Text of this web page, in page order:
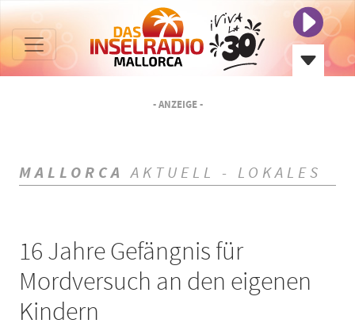
- ANZEIGE -
MALLORCA AKTUELL - LOKALES
16 Jahre Gefängnis für
Mordversuch an den eigenen
Kindern